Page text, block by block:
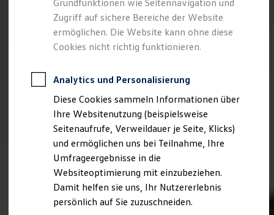
Versicherungen und Garantien
Kfz-Versicherung
Restschuldversicherungen
Garantien
Professional Class bei Volkswagen
Behörden
Direktkunden
Sonderfahrzeuge
Anpfiff zum Gewinn
Elektromobilität
Elektroautos
ID. Tutorials
Elektrofahrzeugkonzepte
ID. EVERY1
Reichweite
Grundfunktionen wie Seitennavigation und
Zugriff auf sichere Bereiche der Website
ermöglichen. Die Website kann ohne diese
Cookies nicht richtig funktionieren.
Analytics und Personalisierung
Diese Cookies sammeln Informationen über
Ihre Websitenutzung (beispielsweise
Seitenaufrufe, Verweildauer je Seite, Klicks)
und ermöglichen uns bei Teilnahme, Ihre
Umfrageergebnisse in die
Websiteoptimierung mit einzubeziehen.
Damit helfen sie uns, Ihr Nutzererlebnis
persönlich auf Sie zuzuschneiden.